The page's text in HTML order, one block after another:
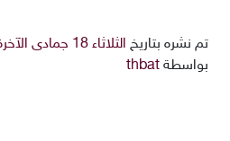
تم نشره بتاريخ الثلاثاء 18 جمادى الآخرة 1439هـ 6-3-2018م
بواسطة thbat